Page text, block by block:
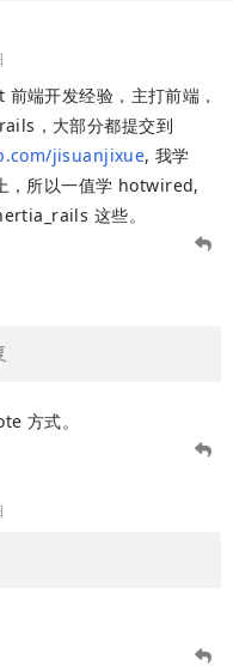
端开发经验，主打前端，
，大部分都提交到
jisuanjixue, 我学
所以一值学 hotwired,
这些。
方式。